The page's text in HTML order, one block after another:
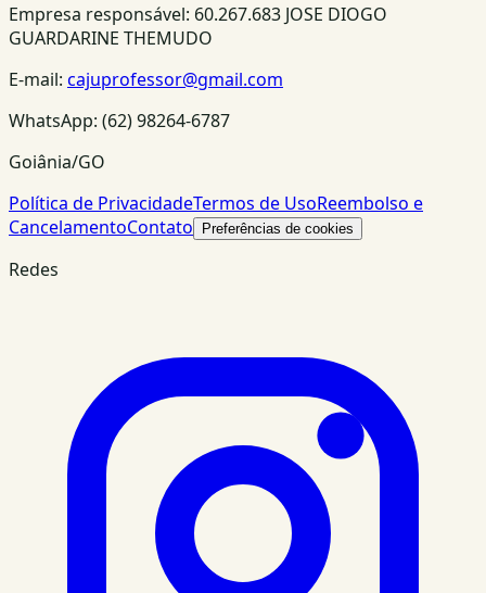
Empresa responsável: 60.267.683 JOSE DIOGO
GUARDARINE THEMUDO
E-mail: cajuprofessor@gmail.com
WhatsApp: (62) 98264-6787
Goiânia/GO
Política de PrivacidadeTermos de UsoReembolso e
CancelamentoContato Preferências de cookies
Redes